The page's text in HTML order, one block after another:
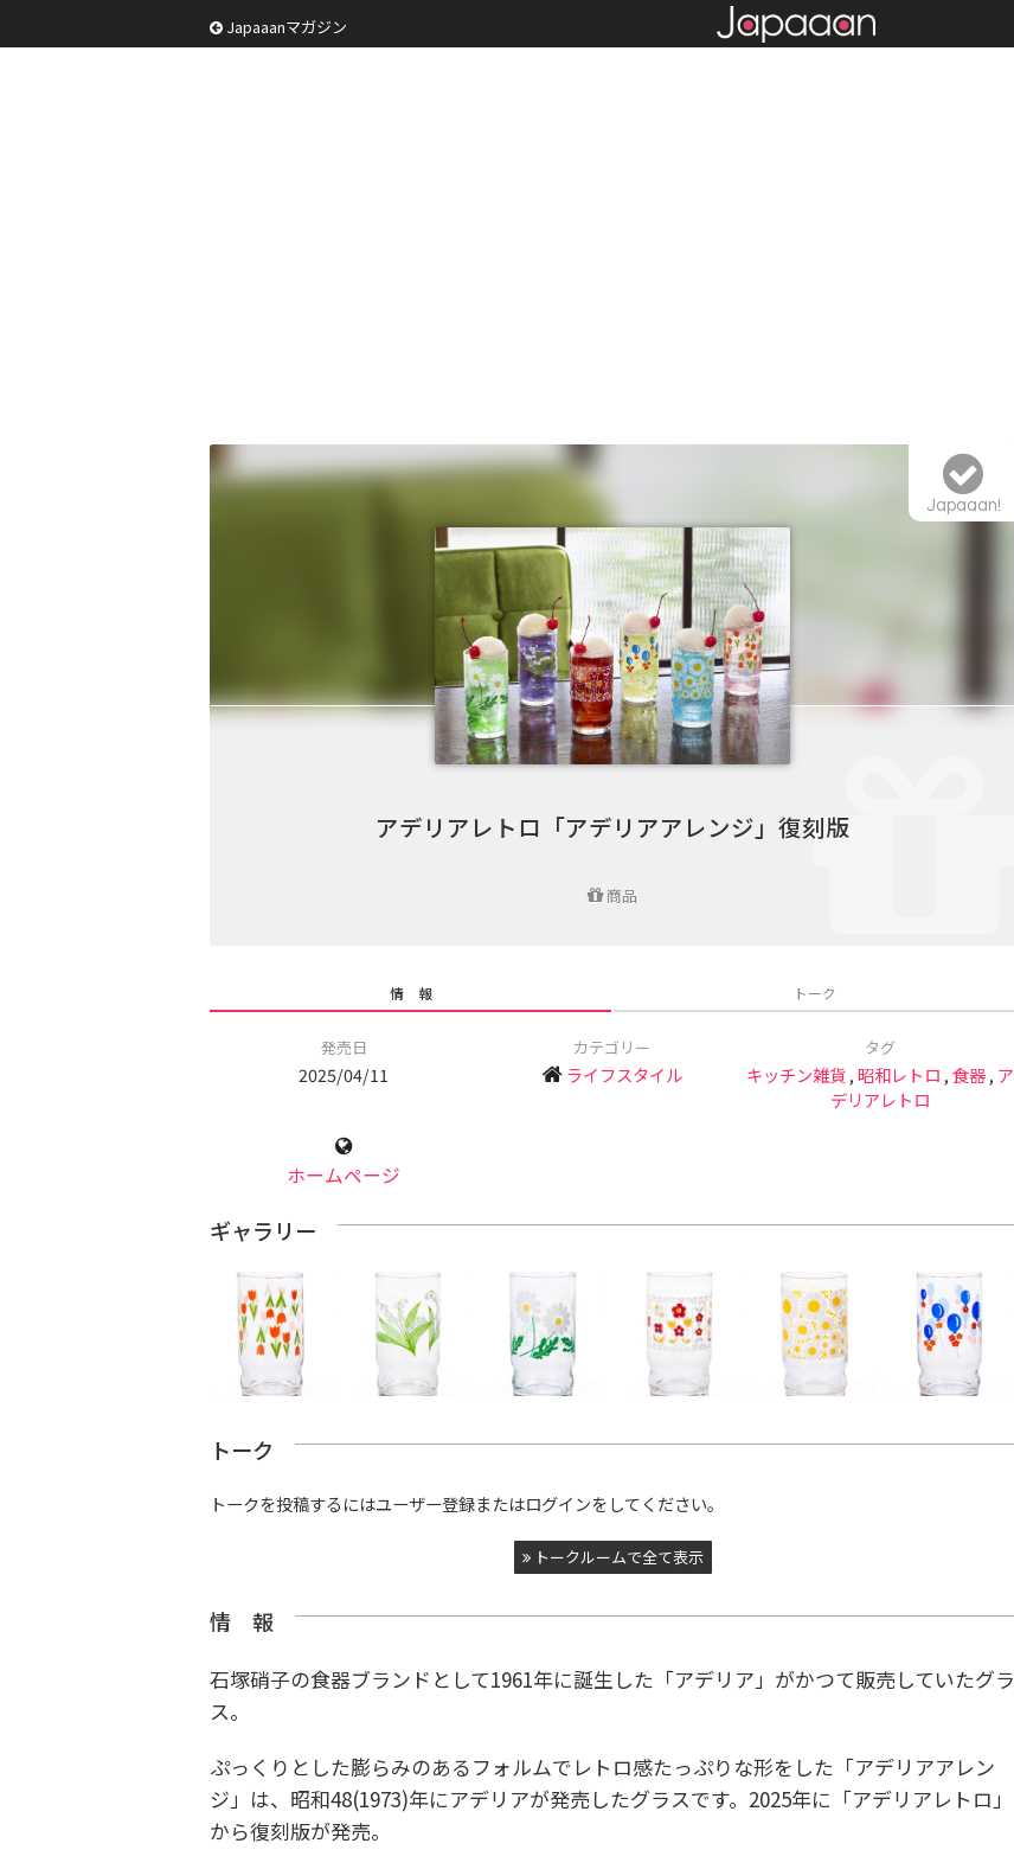
Japaaanマガジン
アデリアレトロ「アデリアアレンジ」復刻版
商品
Japaaan!
情 報 トーク
発売日
2025/04/11
カテゴリー
ライフスタイル
タグ
キッチン雑貨,昭和レトロ ,食器, ア
デリアレトロ
ホームページ
ギャラリー
トーク
トークを投稿するにはユーザー登録またはログインをしてください。
トークルームで全て表示
情 報
石塚硝子の食器ブランドとして1961年に誕生した「アデリア」がかつて販売していたグラ
ス。
ぷっくりとした膨らみのあるフォルムでレトロ感たっぷりな形をした「アデリアアレン
ジ」は、昭和48(1973)年にアデリアが発売したグラスです。 2025年に「アデリアレトロ」
から復刻版が発売。